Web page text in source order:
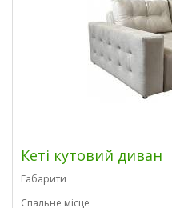
Кеті кутовий диван
Габарити
Спальне місце